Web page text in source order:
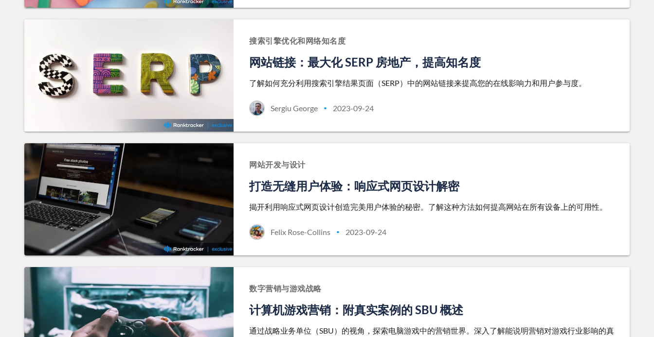
搜索引擎优化和网络知名度
网站链接：最大化 SERP 房地产，提高知名度
了解如何充分利用搜索引擎结果页面（SERP）中的网站链接来提高您的在线影响力和用户参与度。
Sergiu George • 2023-09-24
网站开发与设计
打造无缝用户体验：响应式网页设计解密
揭开利用响应式网页设计创造完美用户体验的秘密。了解这种方法如何提高网站在所有设备上的可用性。
Felix Rose-Collins • 2023-09-24
数字营销与游戏战略
计算机游戏营销：附真实案例的 SBU 概述
通过战略业务单位（SBU）的视角，探索电脑游戏中的营销世界。深入了解能说明营销对游戏行业影响的真